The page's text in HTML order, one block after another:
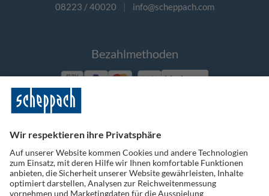
08223 / 40020 | info@scheppach.com
Bezahlmethoden
Vorkasse
Folge uns auf Social Media